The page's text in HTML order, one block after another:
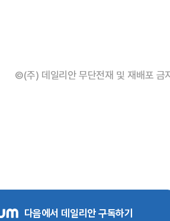
©(주) 데일리안 무단전재 및 재배포 금
다음에서 데일리안 구독하기